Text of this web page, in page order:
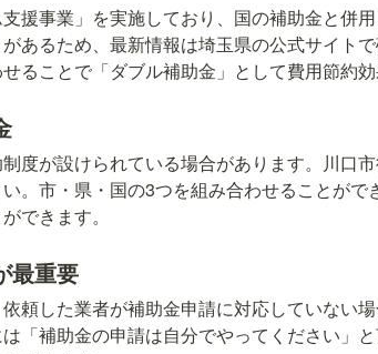
援事業」を実施しており、国の補助金と併用
あるため、最新情報は埼玉県の公式サイト
ることで「ダブル補助金」として費用節約効
度が設けられている場合があります。川口
。市・県・国の3つを組み合わせることがで
できます。
最重要
頼した業者が補助金申請に対応していない
「補助金の申請は自分でやってください」